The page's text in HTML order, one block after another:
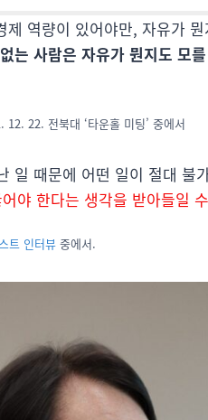
제 역량이 있어야만, 자유가
는 사람은 자유가 뭔지도 모
22. 전북대 ‘타운홀 미팅’ 중에서
일 때문에 어떤 일이 절대 불
야 한다는 생각을 받아들일
트 인터뷰 중에서.